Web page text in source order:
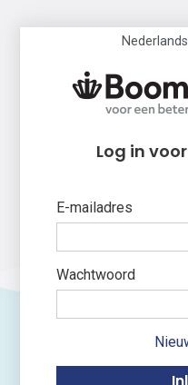
Nederlands
Log in
E-mailadres
Wachtwoord